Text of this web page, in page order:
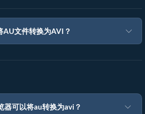
文件转换为AVI？
器可以将au转换为avi？